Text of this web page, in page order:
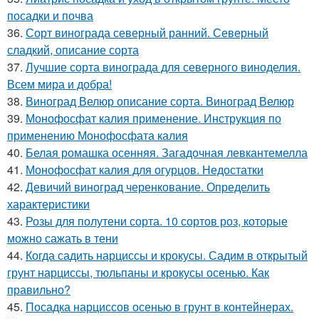
посадки и почва
36. Сорт винограда северный ранний. Северный
сладкий, описание сорта
37. Лучшие сорта винограда для северного виноделия.
Всем мира и добра!
38. Виноград Велюр описание сорта. Виноград Велюр
39. Монофосфат калия применение. Инструкция по
применению Монофосфата калия
40. Белая ромашка осенняя. Загадочная левкантемелла
41. Монофосфат калия для огурцов. Недостатки
42. Девичий виноград черенкование. Определить
характеристики
43. Розы для полутени сорта. 10 сортов роз, которые
можно сажать в тени
44. Когда садить нарциссы и крокусы. Садим в открытый
грунт нарциссы, тюльпаны и крокусы осенью. Как
правильно?
45. Посадка нарциссов осенью в грунт в контейнерах.